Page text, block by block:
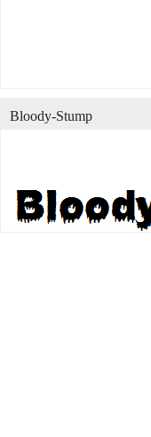
Bloody-Stump